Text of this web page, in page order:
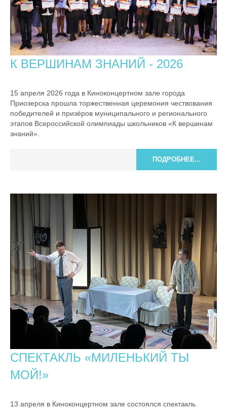
К ВЕРШИНАМ ЗНАНИЙ - 2026
15 апреля 2026 года в Киноконцертном зале города
Приозерска прошла торжественная церемония чествования
победителей и призёров муниципального и регионального
этапов Всероссийской олимпиады школьников «К вершинам
знаний».
ПОДРОБНЕЕ...
СПЕКТАКЛЬ «МИЛЕНЬКИЙ ТЫ
МОЙ!»
13 апреля в Киноконцертном зале состоялся спектакль